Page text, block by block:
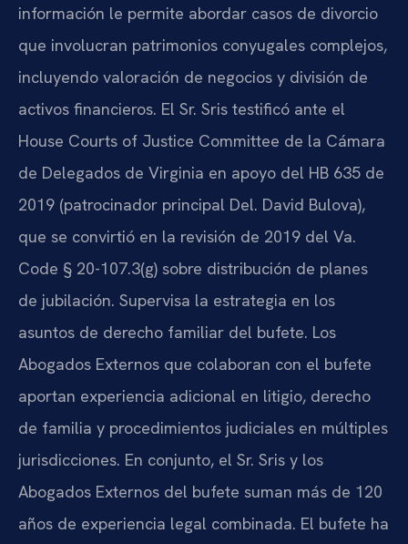
información le permite abordar casos de divorcio
que involucran patrimonios conyugales complejos,
incluyendo valoración de negocios y división de
activos financieros. El Sr. Sris testificó ante el
House Courts of Justice Committee de la Cámara
de Delegados de Virginia en apoyo del HB 635 de
2019 (patrocinador principal Del. David Bulova),
que se convirtió en la revisión de 2019 del Va.
Code § 20-107.3(g) sobre distribución de planes
de jubilación. Supervisa la estrategia en los
asuntos de derecho familiar del bufete. Los
Abogados Externos que colaboran con el bufete
aportan experiencia adicional en litigio, derecho
de familia y procedimientos judiciales en múltiples
jurisdicciones. En conjunto, el Sr. Sris y los
Abogados Externos del bufete suman más de 120
años de experiencia legal combinada. El bufete ha